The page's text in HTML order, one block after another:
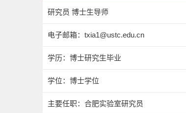
研究员 博士生导师
电子邮箱： txia1@ustc.edu.cn
学历：博士研究生毕业
学位：博士学位
主要任职：合肥实验室研究员